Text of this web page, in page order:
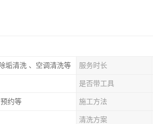
垢清洗 、空调清洗等 服务时长
是否带工具
约等 施工方法
清洗方案